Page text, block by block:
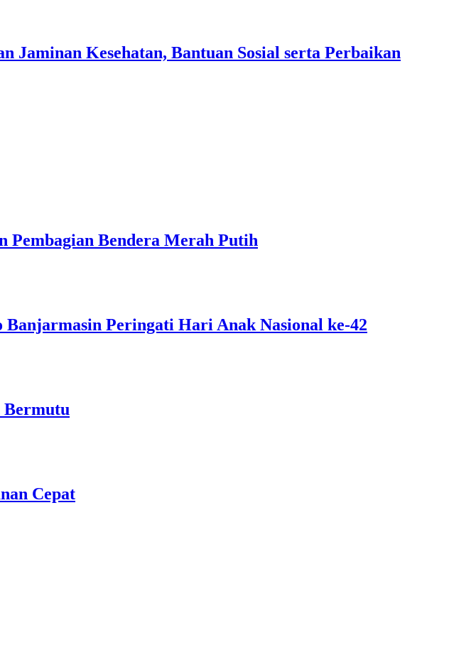
Jaminan Kesehatan, Bantuan Sosial serta Perbaikan
Pembagian Bendera Merah Putih
Peringati Hari Anak Nasional ke-42
Bermutu
Cepat